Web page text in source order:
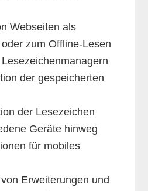
Webseiten als
zum Offline-Lesen
der gespeicherten
der Lesezeichen
Geräte hinweg
für mobiles
Erweiterungen und